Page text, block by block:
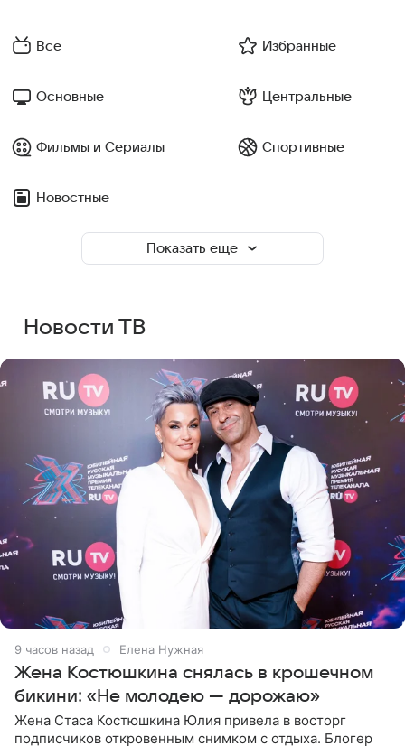
Все Избранные
Основные Центральные
Фильмы и Сериалы Спортивные
Новостные
Показать еще
Новости ТВ
9 часов назад Елена Нужная
Жена Костюшкина снялась в крошечном
бикини: «Не молодею — дорожаю»
Жена Стаса Костюшкина Юлия привела в восторг
подписчиков откровенным снимком с отдыха. Блогер